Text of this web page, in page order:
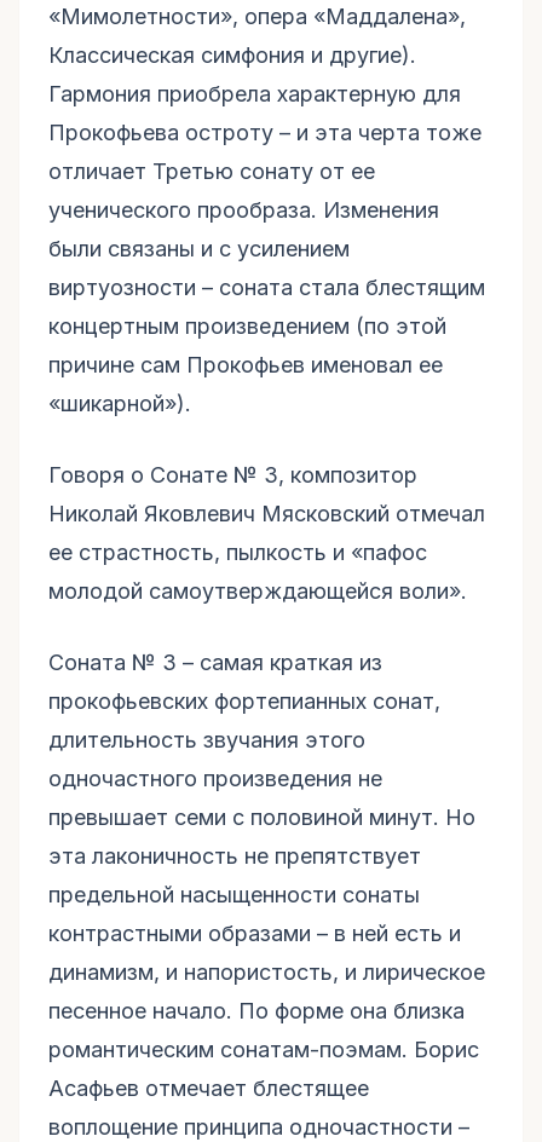
«Мимолетности», опера «Маддалена»,
Классическая симфония и другие).
Гармония приобрела характерную для
Прокофьева остроту – и эта черта тоже
отличает Третью сонату от ее
ученического прообраза. Изменения
были связаны и с усилением
виртуозности – соната стала блестящим
концертным произведением (по этой
причине сам Прокофьев именовал ее
«шикарной»).
Говоря о Сонате № 3, композитор
Николай Яковлевич Мясковский отмечал
ее страстность, пылкость и «пафос
молодой самоутверждающейся воли».
Соната № 3 – самая краткая из
прокофьевских фортепианных сонат,
длительность звучания этого
одночастного произведения не
превышает семи с половиной минут. Но
эта лаконичность не препятствует
предельной насыщенности сонаты
контрастными образами – в ней есть и
динамизм, и напористость, и лирическое
песенное начало. По форме она близка
романтическим сонатам-поэмам. Борис
Асафьев отмечает блестящее
воплощение принципа одночастности –